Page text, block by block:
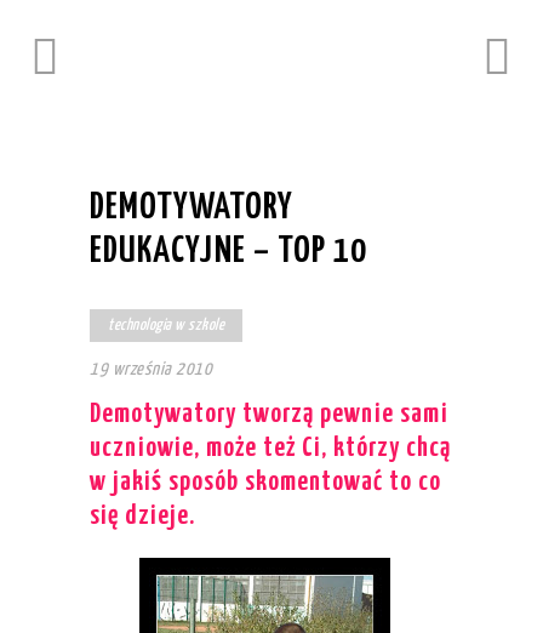
DEMOTYWATORY
EDUKACYJNE – TOP 10
technologia w szkole
19 września 2010
Demotywatory tworzą pewnie sami
uczniowie, może też Ci, którzy chcą
w jakiś sposób skomentować to co
się dzieje.